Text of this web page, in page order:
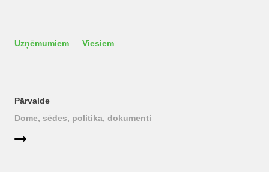
Uzņēmumiem Viesiem
Pārvalde
Dome, sēdes, politika, dokumenti